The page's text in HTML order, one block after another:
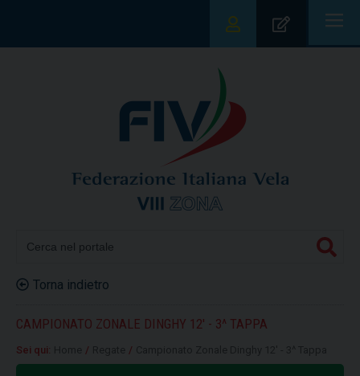
|||
Torna indietro
CAMPIONATO ZONALE DINGHY 12' - 3^ TAPPA
Sei qui: / /